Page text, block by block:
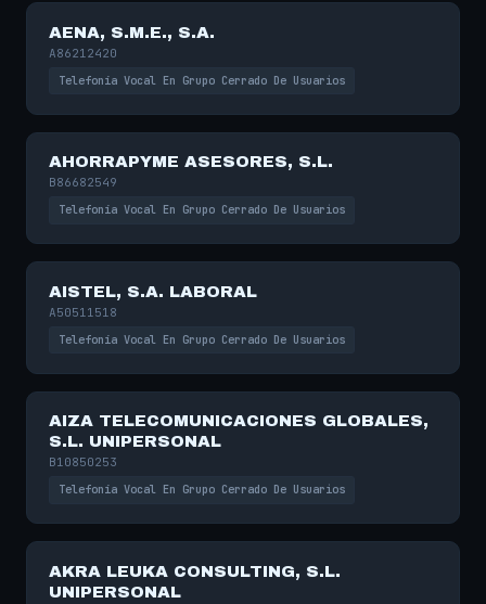
AENA, S.M.E., S.A.
A86212420
Telefonía Vocal En Grupo Cerrado De Usuarios
AHORRAPYME ASESORES, S.L.
B86682549
Telefonía Vocal En Grupo Cerrado De Usuarios
AISTEL, S.A. LABORAL
A50511518
Telefonía Vocal En Grupo Cerrado De Usuarios
AIZA TELECOMUNICACIONES GLOBALES,
S.L. UNIPERSONAL
B10850253
Telefonía Vocal En Grupo Cerrado De Usuarios
AKRA LEUKA CONSULTING, S.L.
UNIPERSONAL